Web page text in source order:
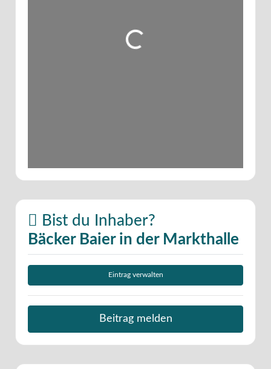
Wird geladen …
Bist du Inhaber?
Bäcker Baier in der Markthalle
Eintrag verwalten
Beitrag melden